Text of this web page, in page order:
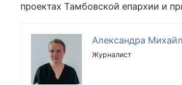
проектах Тамбовской епархии и
Александра
Журналист